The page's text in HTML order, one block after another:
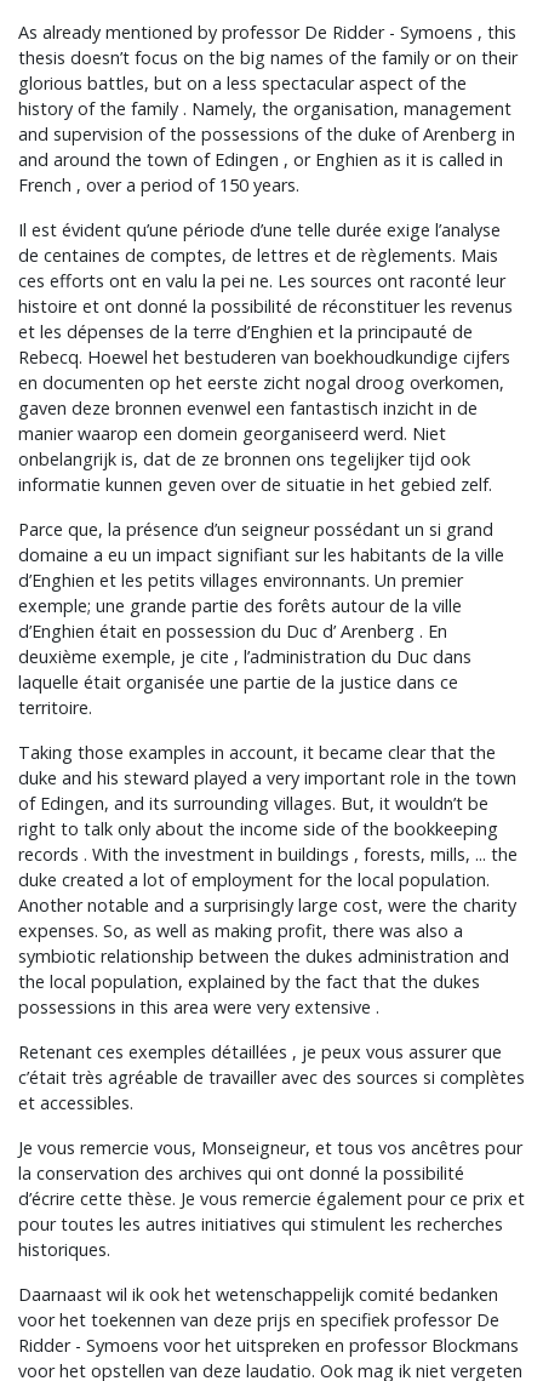
As already mentioned by professor De Ridder - Symoens , this
thesis doesn’t focus on the big names of the family or on their
glorious battles, but on a less spectacular aspect of the
history of the family . Namely, the organisation, management
and supervision of the possessions of the duke of Arenberg in
and around the town of Edingen , or Enghien as it is called in
French , over a period of 150 years.
Il est évident qu’une période d’une telle durée exige l’analyse
de centaines de comptes, de lettres et de règlements. Mais
ces efforts ont en valu la pei ne. Les sources ont raconté leur
histoire et ont donné la possibilité de réconstituer les revenus
et les dépenses de la terre d’Enghien et la principauté de
Rebecq. Hoewel het bestuderen van boekhoudkundige cijfers
en documenten op het eerste zicht nogal droog overkomen,
gaven deze bronnen evenwel een fantastisch inzicht in de
manier waarop een domein georganiseerd werd. Niet
onbelangrijk is, dat de ze bronnen ons tegelijker tijd ook
informatie kunnen geven over de situatie in het gebied zelf.
Parce que, la présence d’un seigneur possédant un si grand
domaine a eu un impact signifiant sur les habitants de la ville
d’Enghien et les petits villages environnants. Un premier
exemple; une grande partie des forêts autour de la ville
d’Enghien était en possession du Duc d’ Arenberg . En
deuxième exemple, je cite , l’administration du Duc dans
laquelle était organisée une partie de la justice dans ce
territoire.
Taking those examples in account, it became clear that the
duke and his steward played a very important role in the town
of Edingen, and its surrounding villages. But, it wouldn’t be
right to talk only about the income side of the bookkeeping
records . With the investment in buildings , forests, mills, ... the
duke created a lot of employment for the local population.
Another notable and a surprisingly large cost, were the charity
expenses. So, as well as making profit, there was also a
symbiotic relationship between the dukes administration and
the local population, explained by the fact that the dukes
possessions in this area were very extensive .
Retenant ces exemples détaillées , je peux vous assurer que
c’était très agréable de travailler avec des sources si complètes
et accessibles.
Je vous remercie vous, Monseigneur, et tous vos ancêtres pour
la conservation des archives qui ont donné la possibilité
d’écrire cette thèse. Je vous remercie également pour ce prix et
pour toutes les autres initiatives qui stimulent les recherches
historiques.
Daarnaast wil ik ook het wetenschappelijk comité bedanken
voor het toekennen van deze prijs en specifiek professor De
Ridder - Symoens voor het uitspreken en professor Blockmans
voor het opstellen van deze laudatio. Ook mag ik niet vergeten